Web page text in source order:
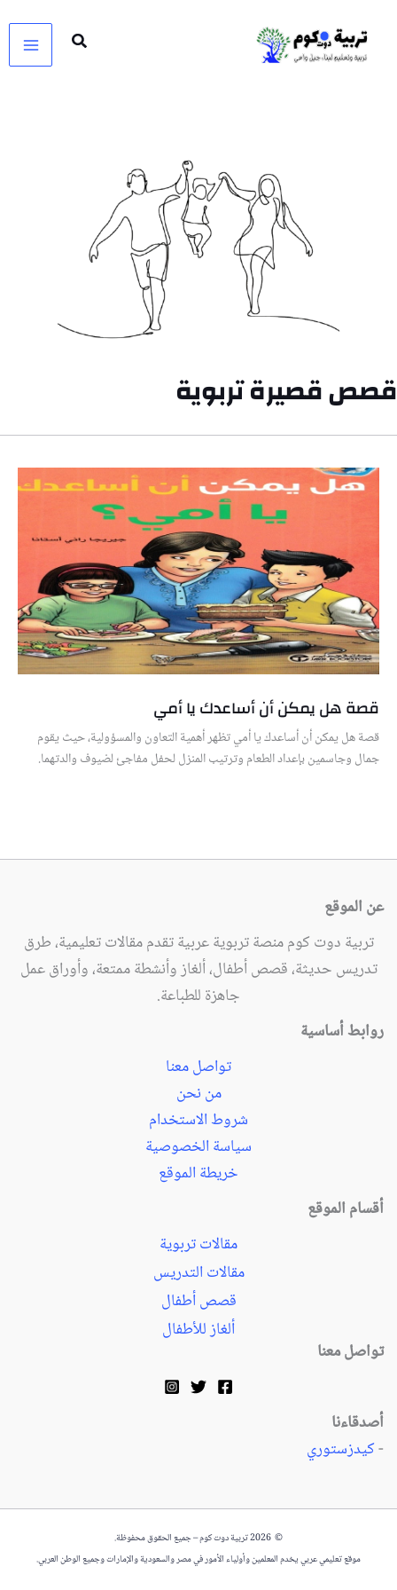
المحتوى
قصص قصيرة تربوية
قصة هل يمكن أن أساعدك يا أمي
قصة هل يمكن أن أساعدك يا أمي تظهر أهمية التعاون والمسؤولية، حيث يقوم
جمال وجاسمين بإعداد الطعام وترتيب المنزل لحفل مفاجئ لضيوف والدتهما.
عن الموقع
تربية دوت كوم منصة تربوية عربية تقدم مقالات تعليمية، طرق
تدريس حديثة، قصص أطفال، ألغاز وأنشطة ممتعة، وأوراق عمل
جاهزة للطباعة.
روابط أساسية
تواصل معنا
من نحن
شروط الاستخدام
سياسة الخصوصية
خريطة الموقع
أقسام الموقع
مقالات تربوية
مقالات التدريس
قصص أطفال
ألغاز للأطفال
تواصل معنا
أصدقاءنا
-كيدزستوري
© 2026 تربية دوت كوم – جميع الحقوق محفوظة.
موقع تعليمي عربي يخدم المعلمين وأولياء الأمور في مصر والسعودية والإمارات وجميع الوطن العربي.